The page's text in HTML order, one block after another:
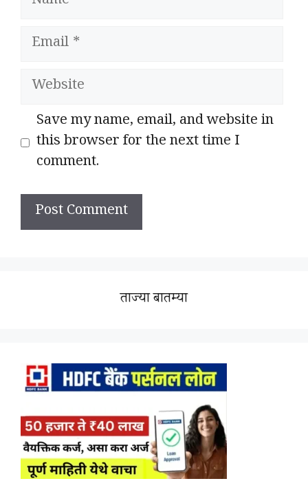
Email
Website
Save my name, email, and website in
this browser for the next time I
comment.
ताज्या बातम्या